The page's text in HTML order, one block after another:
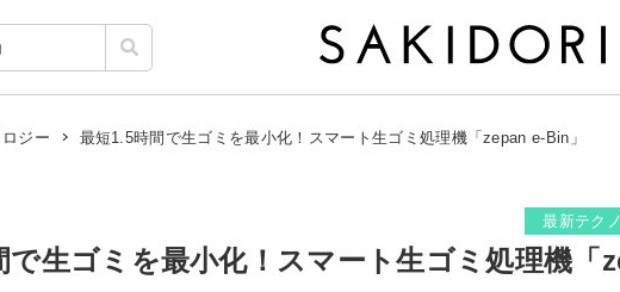
ジー 最短1.5時間で生ゴミを最小化！スマート生ゴミ処理機「zepan e-Bin」
最新テク
で生ゴミを最小化！スマート生ゴミ処理機「